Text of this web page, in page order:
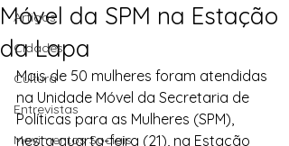
Artigos
Cidades
Cultura
Entrevistas
Movimentos Sociais
Móvel da SPM na Estação
da Lapa
Mais de 50 mulheres foram atendidas
na Unidade Móvel da Secretaria de
Políticas para as Mulheres (SPM),
nesta quarta-feira (21), na Estação